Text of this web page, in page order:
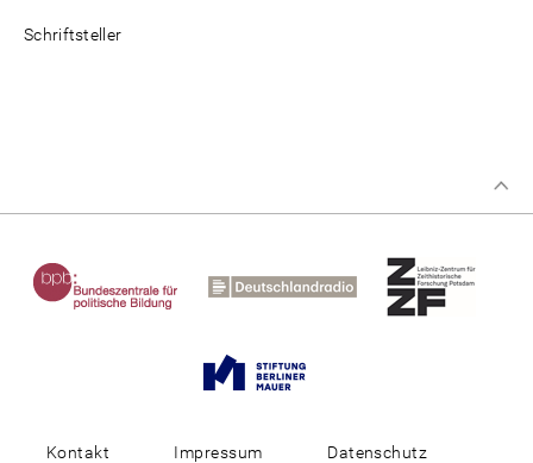
Schriftsteller
Kontakt Impressum Datenschutz